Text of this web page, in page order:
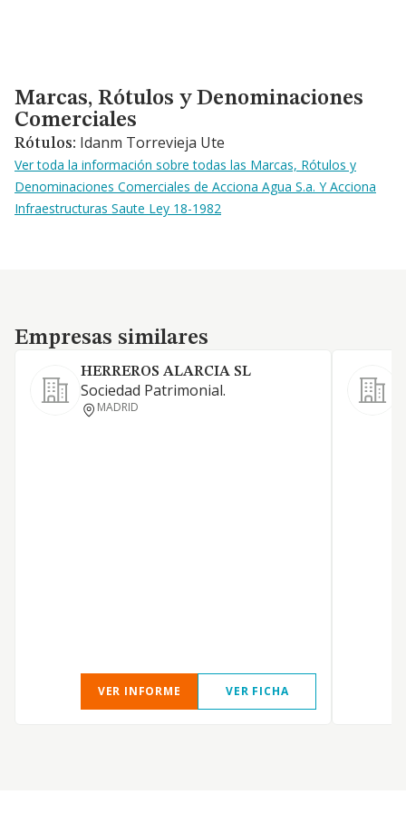
Marcas, Rótulos y Denominaciones Comerciales
Marcas, Rótulos y Denominaciones
Comerciales
Rótulos: Idanm Torrevieja Ute
Ver toda la información sobre todas las Marcas, Rótulos y
Denominaciones Comerciales de Acciona Agua S.a. Y Acciona
Infraestructuras Saute Ley 18-1982
Empresas similares
Empresas similares
HERREROS ALARCIA SL
Sociedad Patrimonial.
MADRID
VER INFORME VER FICHA